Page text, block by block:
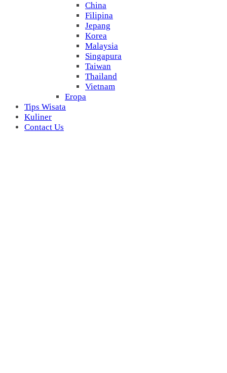
China
Filipina
Jepang
Korea
Malaysia
Singapura
Taiwan
Thailand
Vietnam
Eropa
Tips Wisata
Kuliner
Contact Us